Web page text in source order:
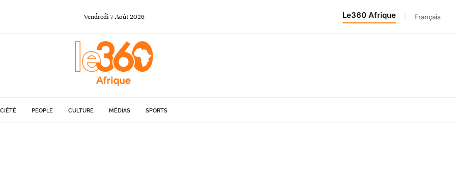
Vendredi 7Août 2026 Le360 Afrique Français
PEOPLE CULTURE MÉDIAS SPORTS